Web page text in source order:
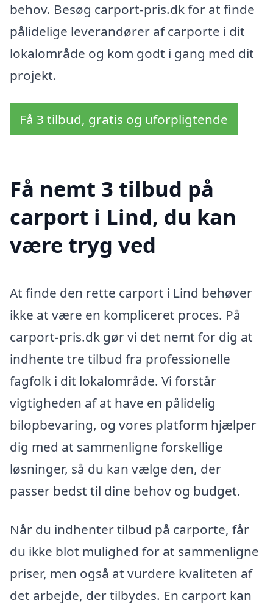
behov. Besøg carport-pris.dk for at finde
pålidelige leverandører af carporte i dit
lokalområde og kom godt i gang med dit
projekt.
Få 3 tilbud, gratis og uforpligtende
Få nemt 3 tilbud på
carport i Lind, du kan
være tryg ved
At finde den rette carport i Lind behøver
ikke at være en kompliceret proces. På
carport-pris.dk gør vi det nemt for dig at
indhente tre tilbud fra professionelle
fagfolk i dit lokalområde. Vi forstår
vigtigheden af at have en pålidelig
bilopbevaring, og vores platform hjælper
dig med at sammenligne forskellige
løsninger, så du kan vælge den, der
passer bedst til dine behov og budget.
Når du indhenter tilbud på carporte, får
du ikke blot mulighed for at sammenligne
priser, men også at vurdere kvaliteten af
det arbejde, der tilbydes. En carport kan